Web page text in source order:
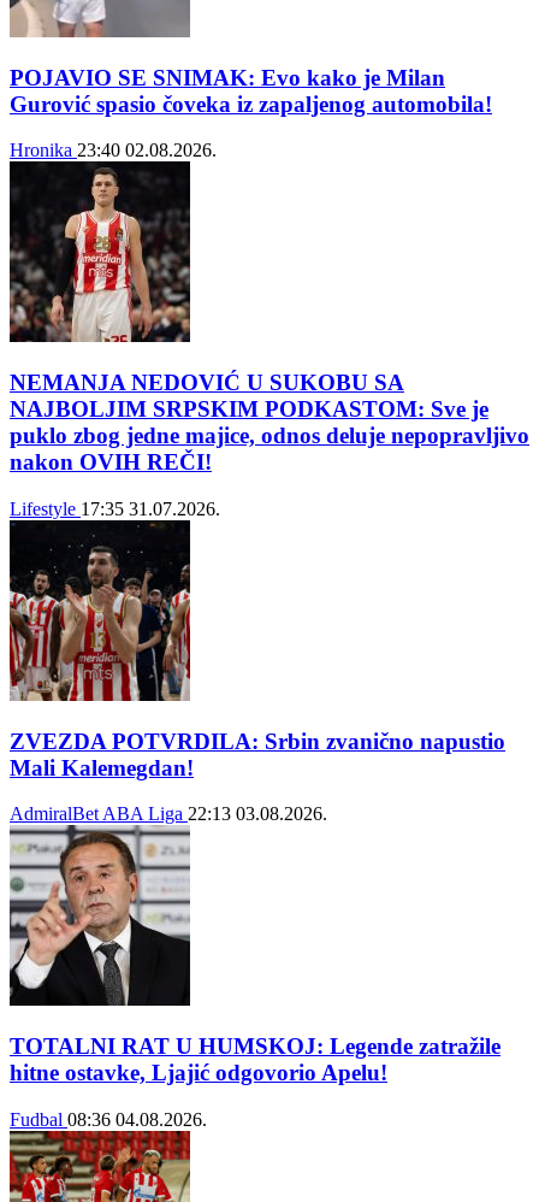
POJAVIO SE SNIMAK: Evo kako je Milan
Gurović spasio čoveka iz zapaljenog automobila!
Hronika 23:40 02.08.2026.
NEMANJA NEDOVIĆ U SUKOBU SA
NAJBOLJIM SRPSKIM PODKASTOM: Sve je
puklo zbog jedne majice, odnos deluje nepopravljivo
nakon OVIH REČI!
Lifestyle 17:35 31.07.2026.
ZVEZDA POTVRDILA: Srbin zvanično napustio
Mali Kalemegdan!
AdmiralBet ABA Liga 22:13 03.08.2026.
TOTALNI RAT U HUMSKOJ: Legende zatražile
hitne ostavke, Ljajić odgovorio Apelu!
Fudbal 08:36 04.08.2026.